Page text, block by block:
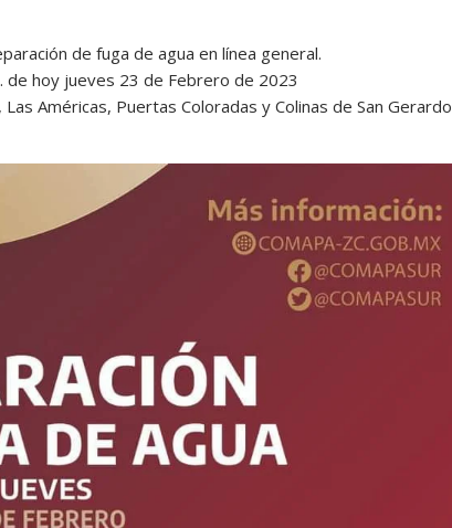
de fuga de agua en línea general.
hoy jueves 23 de Febrero de 2023
Américas, Puertas Coloradas y Colinas de San Gerardo